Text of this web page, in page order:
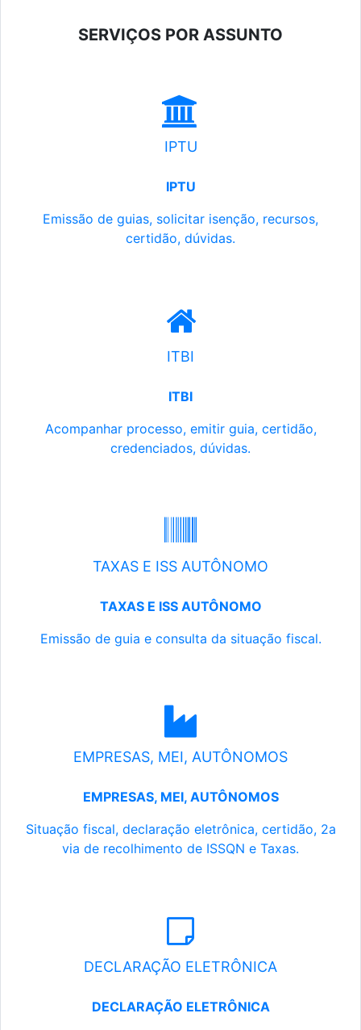
SERVIÇOS POR ASSUNTO
IPTU
IPTU
Emissão de guias, solicitar isenção, recursos,
certidão, dúvidas.
ITBI
ITBI
Acompanhar processo, emitir guia, certidão,
credenciados, dúvidas.
TAXAS E ISS AUTÔNOMO
TAXAS E ISS AUTÔNOMO
Emissão de guia e consulta da situação fiscal.
EMPRESAS, MEI, AUTÔNOMOS
EMPRESAS, MEI, AUTÔNOMOS
Situação fiscal, declaração eletrônica, certidão, 2a
via de recolhimento de ISSQN e Taxas.
DECLARAÇÃO ELETRÔNICA
DECLARAÇÃO ELETRÔNICA